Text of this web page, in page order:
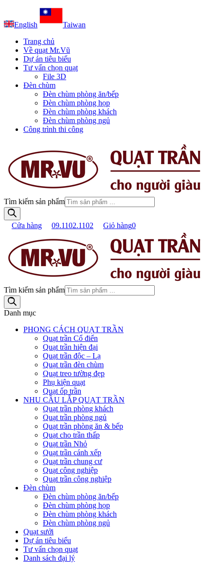
English
Taiwan
Trang chủ
Về quạt Mr.Vũ
Dự án tiêu biểu
Tư vấn chọn quạt
File 3D
Đèn chùm
Đèn chùm phòng ăn/bếp
Đèn chùm phòng họp
Đèn chùm phòng khách
Đèn chùm phòng ngủ
Công trình thi công
Tìm kiếm sản phẩm
Cửa hàng 09.1102.1102 Giỏ hàng0
Tìm kiếm sản phẩm
Danh mục
PHONG CÁCH QUẠT TRẦN
Quạt trần Cổ điển
Quạt trần hiện đại
Quạt trần độc – Lạ
Quạt trần đèn chùm
Quạt treo tường đẹp
Phụ kiện quạt
Quạt ốp trần
NHU CẦU LẮP QUẠT TRẦN
Quạt trần phòng khách
Quạt trần phòng ngủ
Quạt trần phòng ăn & bếp
Quạt cho trần thấp
Quạt trần Nhỏ
Quạt trần cánh xếp
Quạt trần chung cư
Quạt công nghiệp
Quạt trần công nghiệp
Đèn chùm
Đèn chùm phòng ăn/bếp
Đèn chùm phòng họp
Đèn chùm phòng khách
Đèn chùm phòng ngủ
Quạt sưởi
Dự án tiêu biểu
Tư vấn chọn quạt
Danh sách đại lý